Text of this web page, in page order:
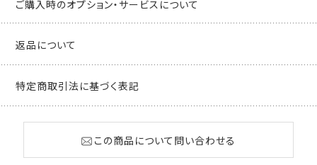
ご購入時のオプション・サービスについて
返品について
特定商取引法に基づく表記
この商品について問い合わせる